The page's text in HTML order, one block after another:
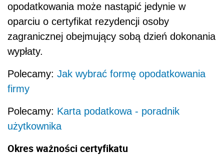
opodatkowania może nastąpić jedynie w
oparciu o certyfikat rezydencji osoby
zagranicznej obejmujący sobą dzień dokonania
wypłaty.
Polecamy: Jak wybrać formę opodatkowania
firmy
Polecamy: Karta podatkowa - poradnik
użytkownika
Okres ważności certyfikatu